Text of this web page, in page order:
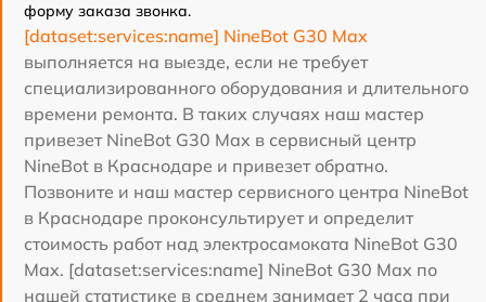
форму заказа звонка.
[dataset:services:name] NineBot G30 Max
выполняется на выезде, если не требует
специализированного оборудования и длительного
времени ремонта. В таких случаях наш мастер
привезет NineBot G30 Max в сервисный центр
NineBot в Краснодаре и привезет обратно.
Позвоните и наш мастер сервисного центра NineBot
в Краснодаре проконсультирует и определит
стоимость работ над электросамоката NineBot G30
Max. [dataset:services:name] NineBot G30 Max по
нашей статистике в среднем занимает 2 часа при